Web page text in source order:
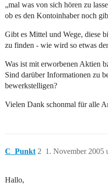
„mal was von sich hören zu
ob es den Kontoinhaber noch
Gibt es Mittel und Wege, diese
zu finden - wie wird so etwas
Was ist mit erworbenen Aktien
Sind darüber Informationen zu
bewerkstelligen?
Vielen Dank schonmal für alle
C_Punkt 1. November 2005
2
Hallo,